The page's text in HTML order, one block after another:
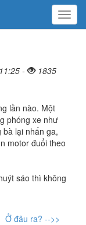
Menu
- 1835
lần nào. Một
phóng xe như
lại nhấn ga,
motor đuổi theo
sáo thì không
Ở đâu ra? -->>